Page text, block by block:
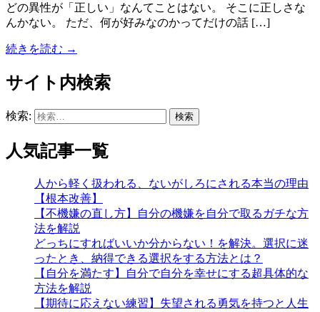
どの異性が「正しい」なんてことはない。 そこに正しさな
んかない。 ただ、何が好みなのかってだけの話 […]
続きを読む →
サイト内検索
検索:
人気記事一覧
人から軽く扱われる、ないがしろにされる本当の理由
【根本改善】
【不機嫌の直し方】自分の機嫌を自分で取るガチな方
法を解説
どっちにすればいいか分からない！を解決。選択に迷
ったとき、納得できる選択をする方法とは？
【自分を満たす】自分で自分を幸せにする超具体的な
方法を解説
【期待に応えない練習】失望される勇気を持つと人生